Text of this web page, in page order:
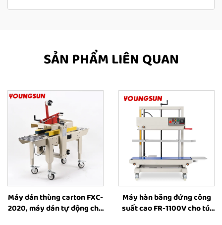
SẢN PHẨM LIÊN QUAN
Máy dán thùng carton FXC-
2020, máy dán tự động cho
Máy hàn băng đứng công
suất cao FR-1100V cho túi